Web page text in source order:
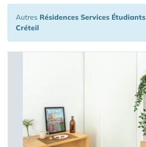
Autres Résidences Services Étudiants
Créteil